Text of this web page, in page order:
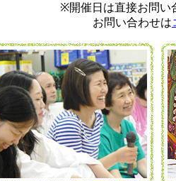
※開催日は直接お問い
お問い合わせは